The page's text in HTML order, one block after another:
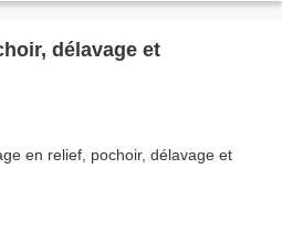
délavage et